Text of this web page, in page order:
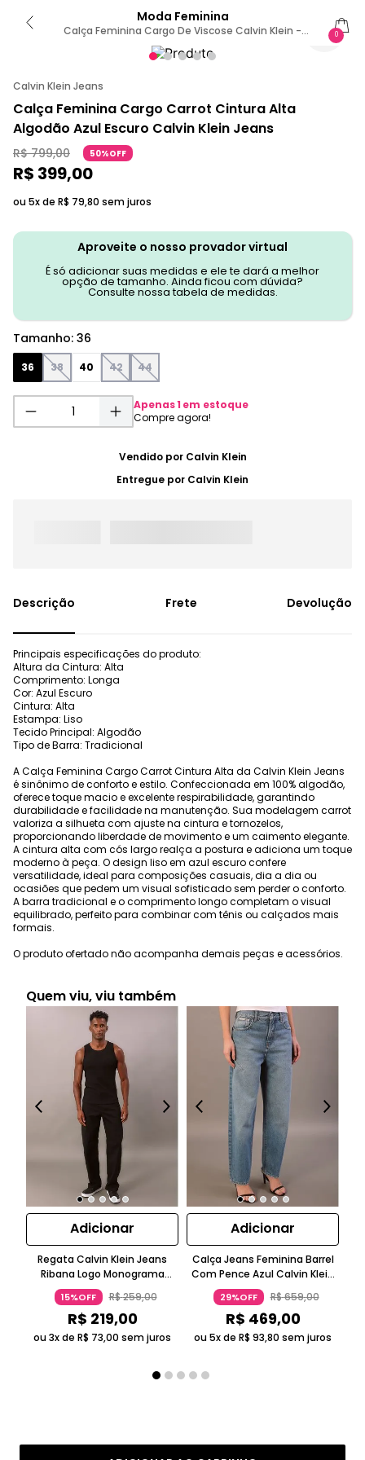
Moda Feminina
Calça Feminina Cargo De Viscose Calvin Klein -
Verde 36
0
Calvin Klein Jeans
Calça Feminina Cargo Carrot Cintura Alta
Algodão Azul Escuro Calvin Klein Jeans
R$ 799,00 50%OFF
R$ 399,00
ou 5x de R$ 79,80 sem juros
Aproveite o nosso provador virtual
É só adicionar suas medidas e ele te dará a melhor
opção de tamanho. Ainda ficou com dúvida?
Consulte nossa tabela de medidas.
Tamanho: 36
36 38 40 42 44
Apenas1 em estoque
Vendido por Calvin Klein
Entregue por Calvin Klein
Frete Devolução
Principais especificações do produto:
Altura da Cintura: Alta
Comprimento: Longa
Cor: Azul Escuro
Cintura: Alta
Estampa: Liso
Tecido Principal: Algodão
Tipo de Barra: Tradicional
A Calça Feminina Cargo Carrot Cintura Alta da Calvin Klein Jeans
é sinônimo de conforto e estilo. Confeccionada em 100% algodão,
oferece toque macio e excelente respirabilidade, garantindo
durabilidade e facilidade na manutenção. Sua modelagem carrot
valoriza a silhueta com ajuste na cintura e tornozelos,
proporcionando liberdade de movimento e um caimento elegante.
A cintura alta com cós largo realça a postura e adiciona um toque
moderno à peça. O design liso em azul escuro confere
versatilidade, ideal para composições casuais, dia a dia ou
ocasiões que pedem um visual sofisticado sem perder o conforto.
A barra tradicional e o comprimento longo completam o visual
equilibrado, perfeito para combinar com tênis ou calçados mais
formais.
O produto ofertado não acompanha demais peças e acessórios.
Quem viu, viu também
Adicionar
Regata Calvin Klein Jeans
Ribana Logo Monograma
Preto
15%OFF R$259,00
R$ 219,00
ou 3x de R$ 73,00 sem juros
Adicionar
Calça Jeans Feminina Barrel
Com Pence Azul Calvin Klein
Jeans
29%OFF R$659,00
R$ 469,00
ou 5x de R$ 93,80 sem juros